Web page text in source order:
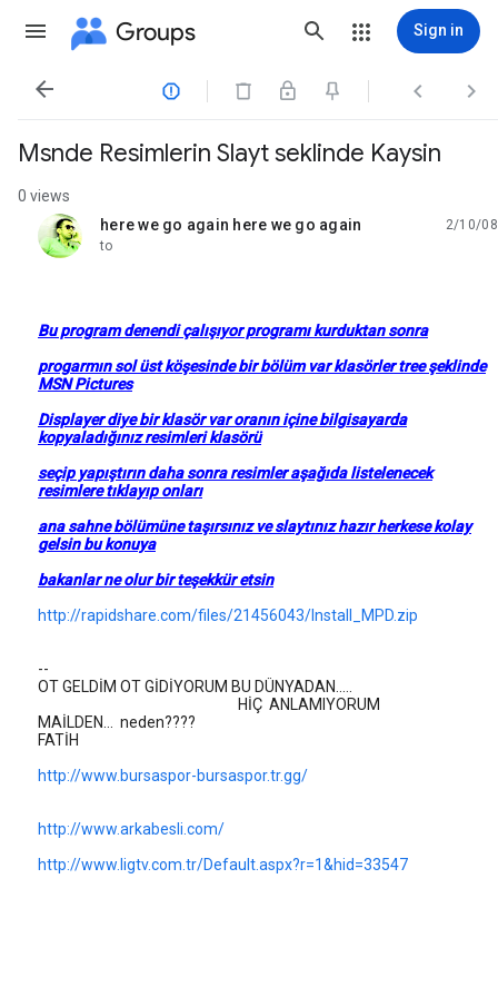
Groups Sign in
   
Msnde Resimlerin Slayt seklinde Kaysin
0 views
here we go again here we go again
unread,
2/10/08
to
Bu program denendi çalışıyor programı kurduktan sonra
progarmın sol üst köşesinde bir bölüm var klasörler tree şeklinde
MSN Pictures
Displayer diye bir klasör var oranın içine bilgisayarda
kopyaladığınız resimleri klasörü
seçip yapıştırın daha sonra resimler aşağıda listelenecek
resimlere tıklayıp onları
ana sahne bölümüne taşırsınız ve slaytınız hazır herkese kolay
gelsin bu konuya
bakanlar ne olur bir teşekkür etsin
http://rapidshare.com/files/21456043/Install_MPD.zip
--
OT GELDİM OT GİDİYORUM BU DÜNYADAN.....
HİÇ ANLAMIYORUM
MAİLDEN... neden????
FATİH
http://www.bursaspor-bursaspor.tr.gg/
http://www.arkabesli.com/
http://www.ligtv.com.tr/Default.aspx?r=1&hid=33547